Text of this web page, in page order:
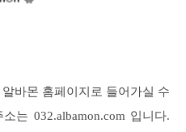
바몬 홈페이지로 들어가실 수
는 032.albamon.com 입니다.